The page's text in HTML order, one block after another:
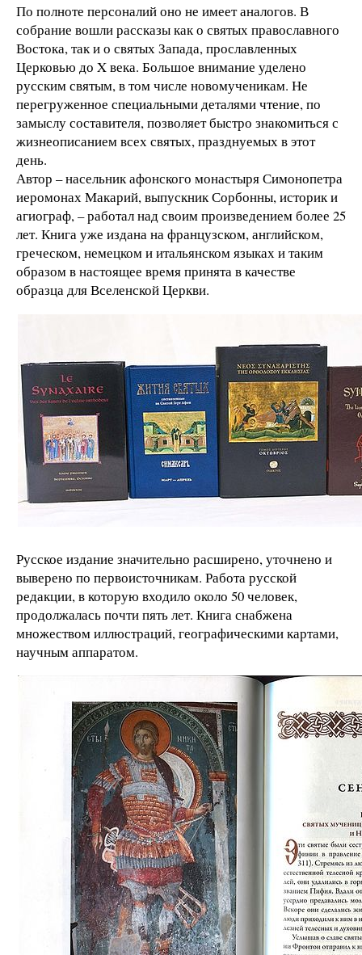
По полноте персоналий оно не имеет аналогов. В
собрание вошли рассказы как о святых православного
Востока, так и о святых Запада, прославленных
Церковью до X века. Большое внимание уделено
русским святым, в том числе новомученикам. Не
перегруженное специальными деталями чтение, по
замыслу составителя, позволяет быстро знакомиться с
жизнеописанием всех святых, празднуемых в этот
день.
Автор – насельник афонского монастыря Симонопетра
иеромонах Макарий, выпускник Сорбонны, историк и
агиограф, – работал над своим произведением более 25
лет. Книга уже издана на французском, английском,
греческом, немецком и итальянском языках и таким
образом в настоящее время принята в качестве
образца для Вселенской Церкви.
Русское издание значительно расширено, уточнено и
выверено по первоисточникам. Работа русской
редакции, в которую входило около 50 человек,
продолжалась почти пять лет. Книга снабжена
множеством иллюстраций, географическими картами,
научным аппаратом.